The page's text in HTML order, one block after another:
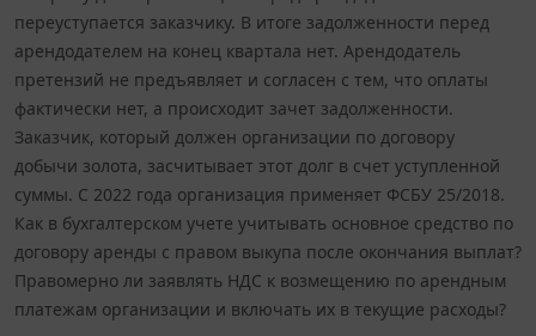
переуступается заказчику. В итоге задолженности перед
арендодателем на конец квартала нет. Арендодатель
претензий не предъявляет и согласен с тем, что оплаты
фактически нет, а происходит зачет задолженности.
Заказчик, который должен организации по договору
добычи золота, засчитывает этот долг в счет уступленной
суммы. С 2022 года организация применяет ФСБУ 25/2018.
Как в бухгалтерском учете учитывать основное средство по
договору аренды с правом выкупа после окончания выплат?
Правомерно ли заявлять НДС к возмещению по арендным
платежам организации и включать их в текущие расходы?